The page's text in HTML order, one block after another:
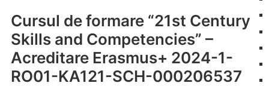
Cursul de formare “21st Century
Skills and Competencies” –
Acreditare Erasmus+ 2024-1-
RO01-KA121-SCH-000206537